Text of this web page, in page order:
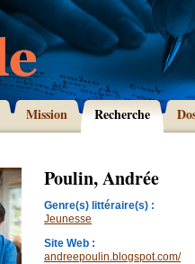
Mission Recherche
Poulin, Andrée
Genre(s) littéraire(s) :
Jeunesse
Site Web :
andreepoulin.blogspot.com/